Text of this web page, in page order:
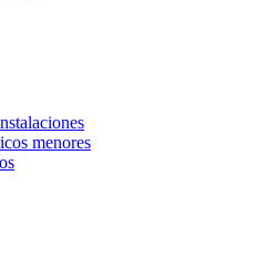
menores